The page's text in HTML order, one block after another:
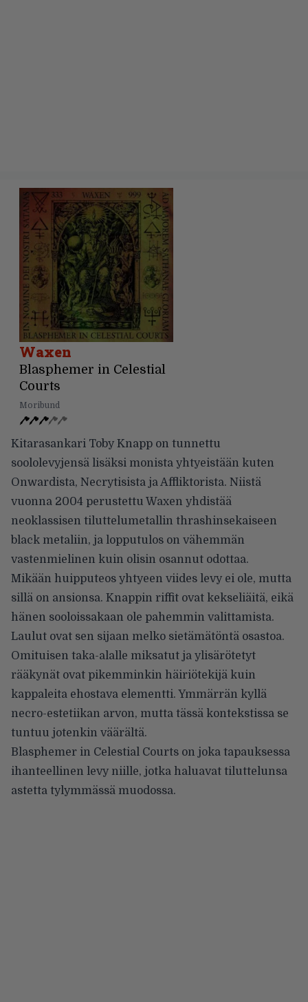
Waxen
Blasphemer in Celestial
Courts
Moribund
Kitarasankari Toby Knapp on tunnettu
soololevyjensä lisäksi monista yhtyeistään kuten
Onwardista, Necrytisista ja Affliktorista. Niistä
vuonna 2004 perustettu Waxen yhdistää
neoklassisen tiluttelumetallin thrashinsekaiseen
black metaliin, ja lopputulos on vähemmän
vastenmielinen kuin olisin osannut odottaa.
Mikään huipputeos yhtyeen viides levy ei ole, mutta
sillä on ansionsa. Knappin riffit ovat kekseliäitä, eikä
hänen sooloissakaan ole pahemmin valittamista.
Laulut ovat sen sijaan melko sietämätöntä osastoa.
Omituisen taka-alalle miksatut ja ylisärötetyt
rääkynät ovat pikemminkin häiriötekijä kuin
kappaleita ehostava elementti. Ymmärrän kyllä
necro-estetiikan arvon, mutta tässä kontekstissa se
tuntuu jotenkin väärältä.
Blasphemer in Celestial Courts on joka tapauksessa
ihanteellinen levy niille, jotka haluavat tiluttelunsa
astetta tylymmässä muodossa.